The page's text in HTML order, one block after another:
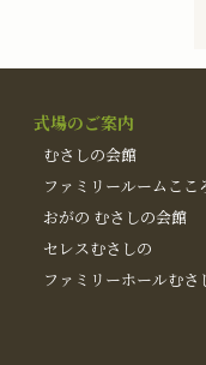
式場のご案内
むさしの会館
ファミリールームここ
おがの むさしの会館
セレスむさしの
ファミリーホールむさ